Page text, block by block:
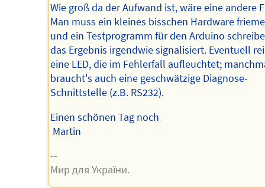
Wie groß da der Aufwand ist, wäre eine andere
Man muss ein kleines bisschen Hardware
und ein Testprogramm für den Arduino
das Ergebnis irgendwie signalisiert. Eventuell
eine LED, die im Fehlerfall aufleuchtet;
braucht's auch eine geschwätzige Diagnose-
Schnittstelle (z.B. RS232).
Einen schönen Tag noch
Martin
--
Мир для України.